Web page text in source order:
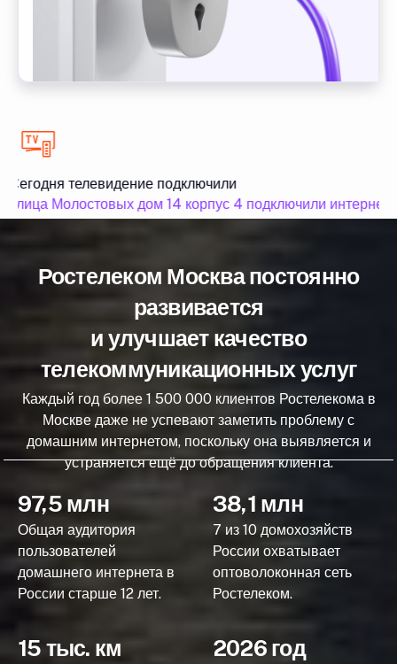
Сегодня телевидение подключили
улица Молостовых дом 14 корпус 4 подключили интернет
Ростелеком Москва постоянно
развивается
и улучшает качество
телекоммуникационных услуг
Каждый год более 1 500 000 клиентов Ростелекома в
Москве даже не успевают заметить проблему с
домашним интернетом, поскольку она выявляется и
устраняется ещё до обращения клиента.
97,5 млн
Общая аудитория
пользователей
домашнего интернета в
России старше 12 лет.
38,1 млн
7 из 10 домохозяйств
России охватывает
оптоволоконная сеть
Ростелеком.
15 тыс. км 2026 год